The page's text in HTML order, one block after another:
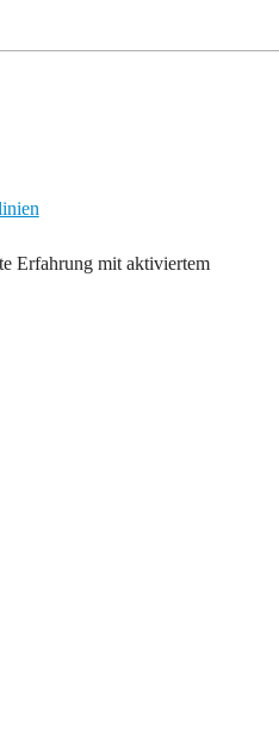
Erfahrung mit aktiviertem